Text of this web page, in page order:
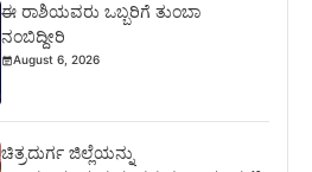
ಈ ರಾಶಿಯವರು ಒಬ್ಬರಿಗೆ ತುಂಬಾ
ನಂಬಿದ್ದೀರಿ
August 6, 2026
ಚಿತ್ರದುರ್ಗ ಜಿಲ್ಲೆಯನ್ನು